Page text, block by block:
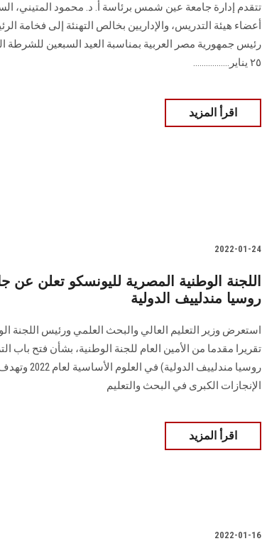
تتقدم إدارة جامعة عين شمس برئاسة أ. د. محمود المتيني،
أعضاء هيئة التدريس، والإداريين بخالص التهنئة إلى فخامة
رئيس جمهورية مصر العربية بمناسبة العيد السبعين للشرطة
٢٥ يناير.................
اقرأ المزيد
2022-01-24
اللجنة الوطنية المصرية لليونسكو تعلن عن
روسيا مندلييف الدولية
استعرض وزير التعليم العالي والبحث العلمي ورئيس اللجنة
تقريرا مقدما من الأمين العام للجنة الوطنية، بشأن فتح باب
روسيا مندلييف
الإنجازات الكبرى في البحث والتعليم
اقرأ المزيد
2022-01-16